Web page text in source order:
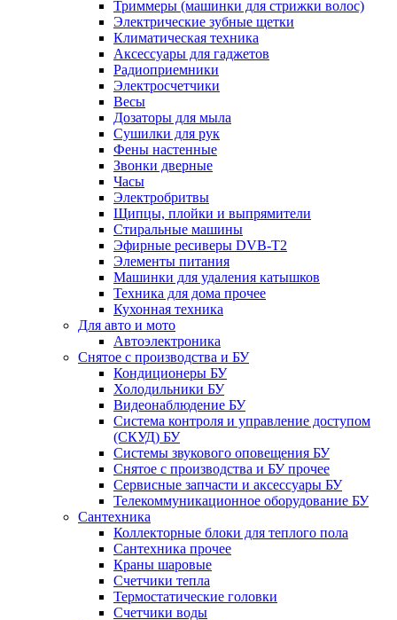
Триммеры (машинки для стрижки волос)
Электрические зубные щетки
Климатическая техника
Аксессуары для гаджетов
Радиоприемники
Электросчетчики
Весы
Дозаторы для мыла
Сушилки для рук
Фены настенные
Звонки дверные
Часы
Электробритвы
Щипцы, плойки и выпрямители
Стиральные машины
Эфирные ресиверы DVB-T2
Элементы питания
Машинки для удаления катышков
Техника для дома прочее
Кухонная техника
Для авто и мото
Автоэлектроника
Снятое с производства и БУ
Кондиционеры БУ
Холодильники БУ
Видеонаблюдение БУ
Система контроля и управление доступом
(СКУД) БУ
Системы звукового оповещения БУ
Снятое с производства и БУ прочее
Сервисные запчасти и аксессуары БУ
Телекоммуникационное оборудование БУ
Сантехника
Коллекторные блоки для теплого пола
Сантехника прочее
Краны шаровые
Счетчики тепла
Термоcтатические головки
Счетчики воды